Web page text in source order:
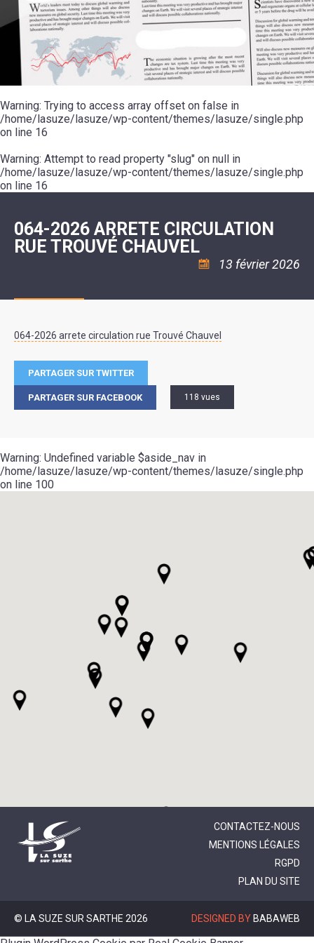
20ÈME
SIÈCLE
RÉUNIONS
DU
CONSEIL
MUNICIPAL
ARRÊTÉS
DÉCISIONS
MAIRE
MOT
DE
LA
MINORITÉ
LES
ÉCOLES
COLLÈGE
ESPACE
JEUNES
11
18
:
ASSOCIATION
COULÉE
DOUCE
ENVIRONNEMENT
L'EAU
L'ASSAINISSEMENT
RÉSIDENCE
AUTONOMIE
LE
CCAS
LA
POLICE
SÉCURITÉ
/
RISQUES
MAJEURS
MUSIQUE
L'ÉCOLE
COMMUNAUTAIRE
DANSE
PISCINE
ASSOCIATIONS
VOIE
VERTE
VISITES
DÉCOUVERTES
LES
RANDONNÉES
LE
POUR
CAMPING-
CARS
TENTES
CARAVANES
LA
HALTE
FLUVIALE
LA
SUZE
Warning: Trying to access array offset on false in
/home/lasuze/lasuze/wp-content/themes/lasuze/single.php
on line 16
Warning: Attempt to read property "slug" on null in
/home/lasuze/lasuze/wp-content/themes/lasuze/single.php
on line 16
064-2026 ARRETE CIRCULATION
RUE TROUVÉ CHAUVEL
13 février 2026
064-2026 arrete circulation rue Trouvé Chauvel
PARTAGER SUR TWITTER
PARTAGER SUR FACEBOOK 118 vues
Warning: Undefined variable $aside_nav in
/home/lasuze/lasuze/wp-content/themes/lasuze/single.php
on line 100
CONTACTEZ-NOUS
MENTIONS LÉGALES
RGPD
PLAN DU SITE
© LA SUZE SUR SARTHE 2026 DESIGNED BY BABAWEB